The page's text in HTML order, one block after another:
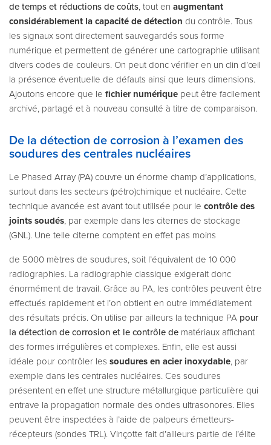
de temps et réductions de coûts, tout en augmentant
considérablement la capacité de détection du contrôle. Tous
les signaux sont directement sauvegardés sous forme
numérique et permettent de générer une cartographie utilisant
divers codes de couleurs. On peut donc vérifier en un clin d’œil
la présence éventuelle de défauts ainsi que leurs dimensions.
Ajoutons encore que le fichier numérique peut être facilement
archivé, partagé et à nouveau consulté à titre de comparaison.
De la détection de corrosion à l’examen des
soudures des centrales nucléaires
Le Phased Array (PA) couvre un énorme champ d’applications,
surtout dans les secteurs (pétro)chimique et nucléaire. Cette
technique avancée est avant tout utilisée pour le contrôle des
joints soudés, par exemple dans les citernes de stockage
(GNL). Une telle citerne comptent en effet pas moins
de 5000 mètres de soudures, soit l’équivalent de 10 000
radiographies. La radiographie classique exigerait donc
énormément de travail. Grâce au PA, les contrôles peuvent être
effectués rapidement et l’on obtient en outre immédiatement
des résultats précis. On utilise par ailleurs la technique PA pour
la détection de corrosion et le contrôle de matériaux affichant
des formes irrégulières et complexes. Enfin, elle est aussi
idéale pour contrôler les soudures en acier inoxydable, par
exemple dans les centrales nucléaires. Ces soudures
présentent en effet une structure métallurgique particulière qui
entrave la propagation normale des ondes ultrasonores. Elles
peuvent être inspectées à l’aide de palpeurs émetteurs-
récepteurs (sondes TRL). Vinçotte fait d’ailleurs partie de l’élite